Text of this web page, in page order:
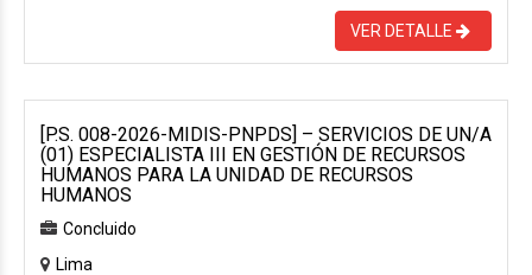
VER DETALLE
[P.S. 008-2026-MIDIS-PNPDS] – SERVICIOS DE UN/A
(01) ESPECIALISTA III EN GESTIÓN DE RECURSOS
HUMANOS PARA LA UNIDAD DE RECURSOS
HUMANOS
Concluido
Lima